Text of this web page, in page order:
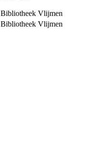
Vlijmen
Vlijmen